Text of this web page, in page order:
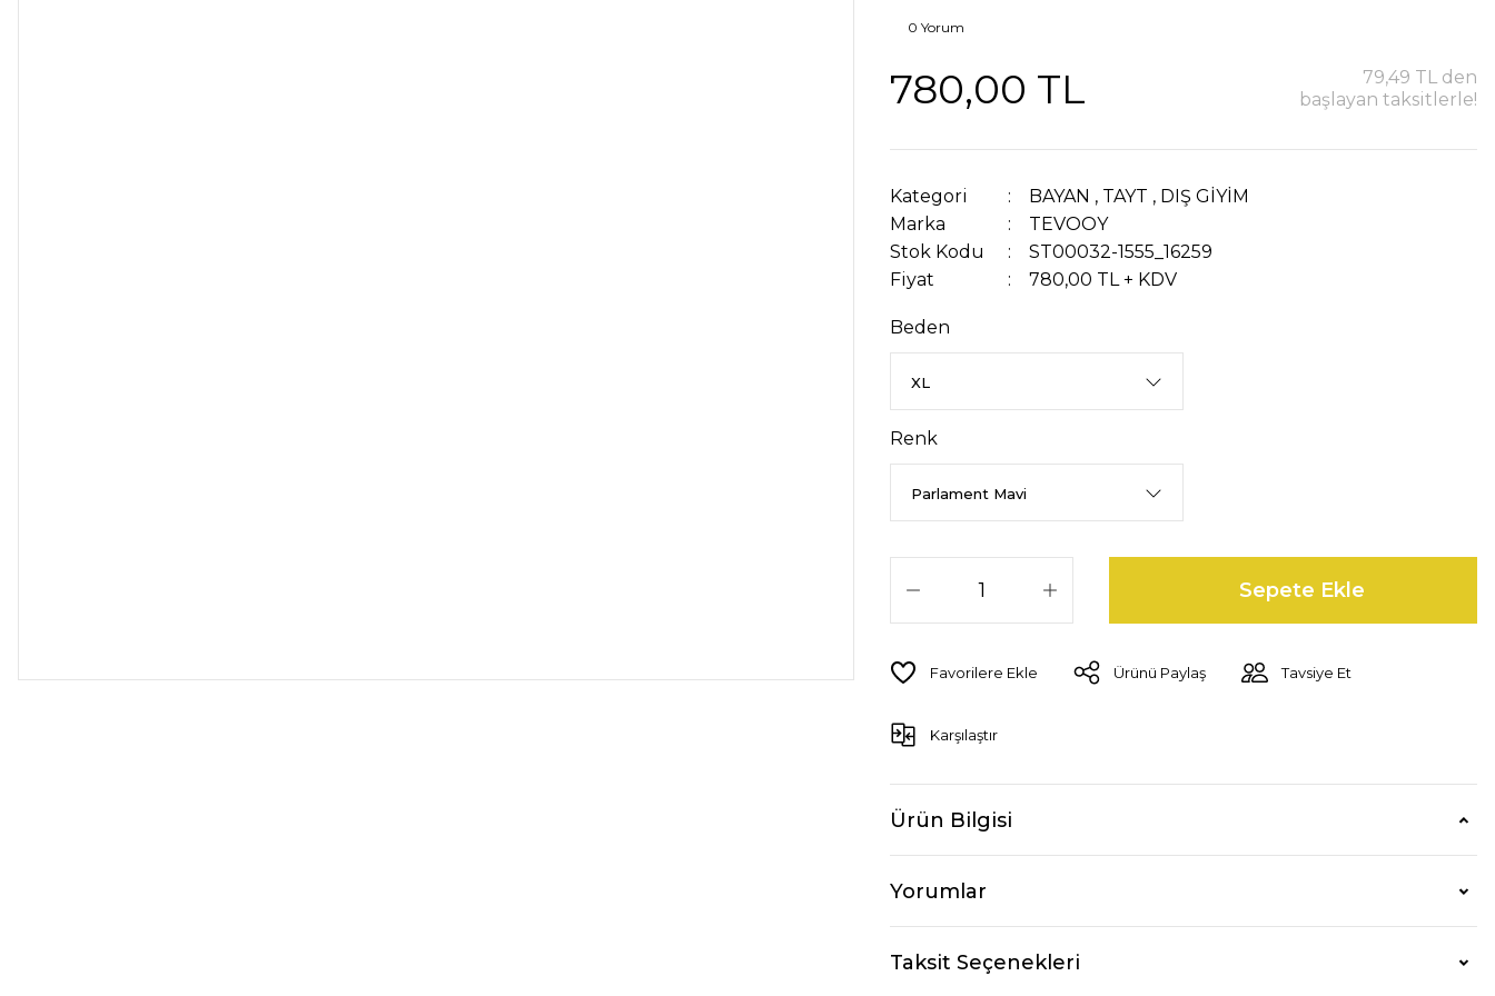
0 Yorum
780,00 TL
79,49 TL den
başlayan taksitlerle!
Kategori BAYAN , TAYT , DIŞ GİYİM
Marka
TEVOOY
Stok Kodu
ST00032-1555_16259
Fiyat
780,00 TL + KDV
Beden
Renk
Sepete Ekle
Ürünü Paylaş Tavsiye Et
Karşılaştır
Ürün Bilgisi
Yorumlar
Taksit Seçenekleri